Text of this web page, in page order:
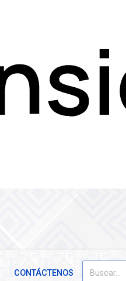
CONTÁCTENOS Buscar